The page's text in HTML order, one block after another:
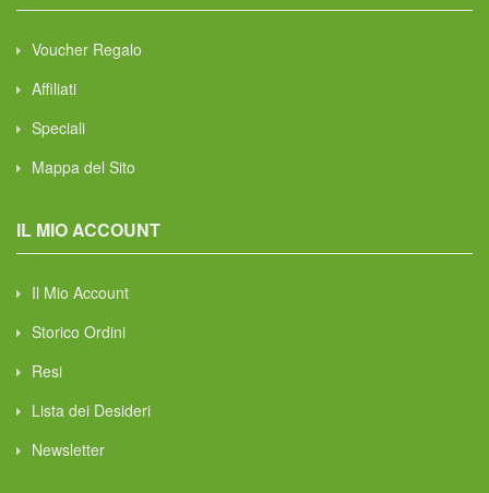
Voucher Regalo
Affiliati
Speciali
Mappa del Sito
IL MIO ACCOUNT
Il Mio Account
Storico Ordini
Resi
Lista dei Desideri
Newsletter